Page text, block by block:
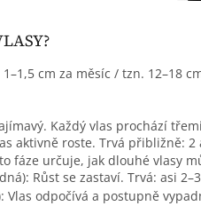
1–1,5 cm za měsíc / tzn. 12–18
Každý vlas prochází
aktivně roste. Trvá přibližně:
fáze určuje, jak dlouhé vlasy
Růst se zastaví. Trvá: asi
Vlas odpočívá a postupně